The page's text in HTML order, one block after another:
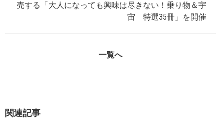
売する「大人になっても興味は尽きない！乗り物＆宇
宙 特選35冊」を開催
一覧へ
関連記事